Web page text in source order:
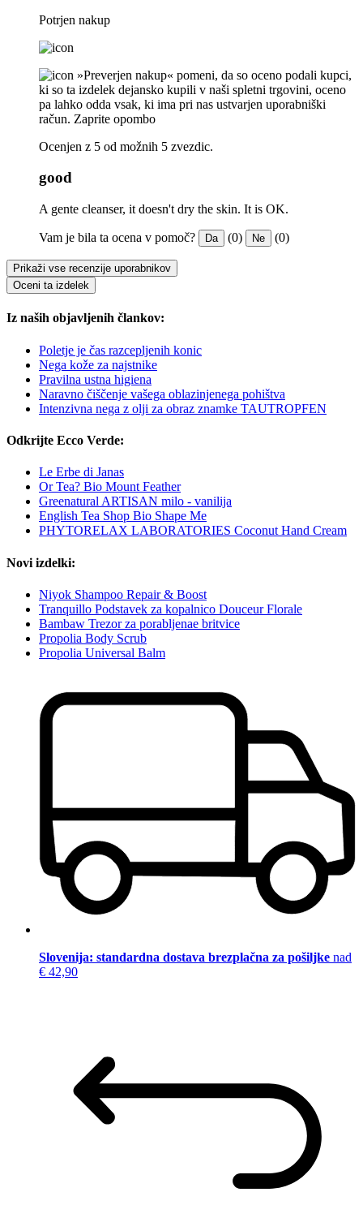
Potrjen nakup
»Preverjen nakup« pomeni, da so oceno podali kupci,
ki so ta izdelek dejansko kupili v naši spletni trgovini, oceno
pa lahko odda vsak, ki ima pri nas ustvarjen uporabniški
račun. Zaprite opombo
Ocenjen z 5 od možnih 5 zvezdic.
good
A gente cleanser, it doesn't dry the skin. It is OK.
Vam je bila ta ocena v pomoč? Da (0) Ne (0)
Prikaži vse recenzije uporabnikov
Oceni ta izdelek
Iz naših objavljenih člankov:
Poletje je čas razcepljenih konic
Nega kože za najstnike
Pravilna ustna higiena
Naravno čiščenje vašega oblazinjenega pohištva
Intenzivna nega z olji za obraz znamke TAUTROPFEN
Odkrijte Ecco Verde:
Le Erbe di Janas
Or Tea? Bio Mount Feather
Greenatural ARTISAN milo - vanilija
English Tea Shop Bio Shape Me
PHYTORELAX LABORATORIES Coconut Hand Cream
Novi izdelki:
Niyok Shampoo Repair & Boost
Tranquillo Podstavek za kopalnico Douceur Florale
Bambaw Trezor za porabljenae britvice
Propolia Body Scrub
Propolia Universal Balm
Slovenija: standardna dostava brezplačna za pošiljke nad
€ 42,90